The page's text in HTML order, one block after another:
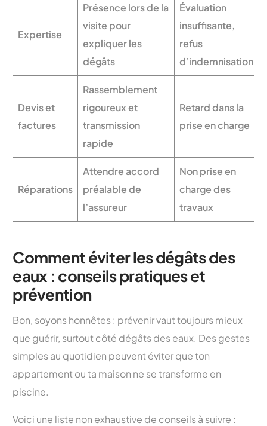
Expertise
Présence lors de la
visite pour
expliquer les
dégâts
Évaluation
insuffisante,
refus
d’indemnisation
Devis et
factures
Rassemblement
rigoureux et
transmission
rapide
Retard dans la
prise en charge
Réparations
Attendre accord
préalable de
l’assureur
Non prise en
charge des
travaux
Comment éviter les dégâts des
eaux : conseils pratiques et
prévention
Bon, soyons honnêtes : prévenir vaut toujours mieux
que guérir, surtout côté dégâts des eaux. Des gestes
simples au quotidien peuvent éviter que ton
appartement ou ta maison ne se transforme en
piscine.
Voici une liste non exhaustive de conseils à suivre :